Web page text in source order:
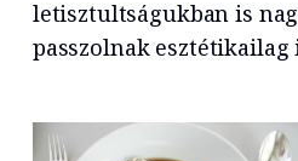
letisztultságukban is
passzolnak esztétikailag